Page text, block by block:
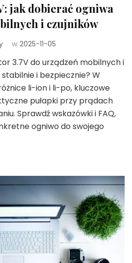
jak dobierać ogniwa
i czujników
w 2025-11-05
3.7V do urządzeń mobilnych i
stabilnie i bezpiecznie? W
li-ion i li-po, kluczowe
pułapki przy prądach
Sprawdź wskazówki i FAQ,
ogniwo do swojego